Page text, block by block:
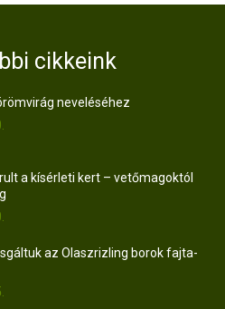
cikkeink
neveléséhez
a kísérleti kert – vetőmagoktól
az Olaszrizling borok fajta-